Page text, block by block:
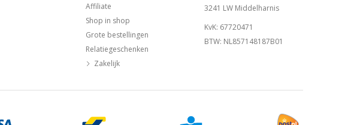
Affiliate
Shop in shop
Grote bestellingen
Relatiegeschenken
Zakelijk
3241 LW Middelharnis
KvK: 67720471
BTW: NL857148187B01